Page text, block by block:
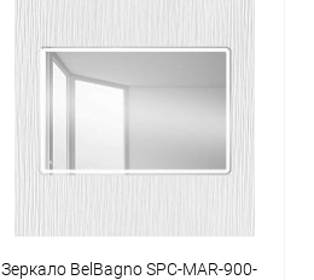
Купить в 1 клик
Зеркало BelBagno SPC-MAR-900-